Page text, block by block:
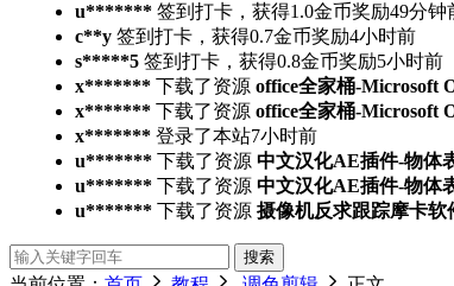
u******* 签到打卡，获得1.0金币奖励49分钟
c**y 签到打卡，获得0.7金币奖励4小时前
s*****5 签到打卡，获得0.8金币奖励5小时前
x******* 下载了资源 office全家桶-Microsoft
x******* 下载了资源 office全家桶-Microsoft
x******* 登录了本站7小时前
u******* 下载了资源 中文汉化AE插件-物体
u******* 下载了资源 中文汉化AE插件-物体
u******* 下载了资源 摄像机反求跟踪摩卡软
搜索